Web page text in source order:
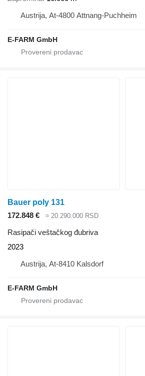
Austrija, At-4800 Attnang-Puchheim
E-FARM GmbH
Bauer poly 131
172.848 €
≈ 20.290.000 RSD
Rasipači veštačkog đubriva
2023
Austrija, At-8410 Kalsdorf
E-FARM GmbH